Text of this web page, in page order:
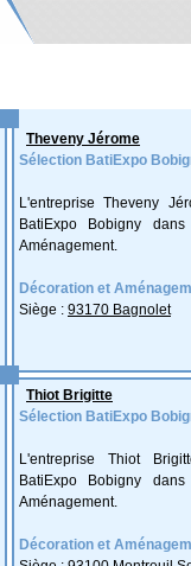
Theveny Jérome
Sélection BatiExpo
L'entreprise Theveny
BatiExpo Bobigny
Aménagement.
Décoration et
Siège : 93170 Bagnolet
Thiot Brigitte
Sélection BatiExpo
L'entreprise Thiot
BatiExpo Bobigny
Aménagement.
Décoration et